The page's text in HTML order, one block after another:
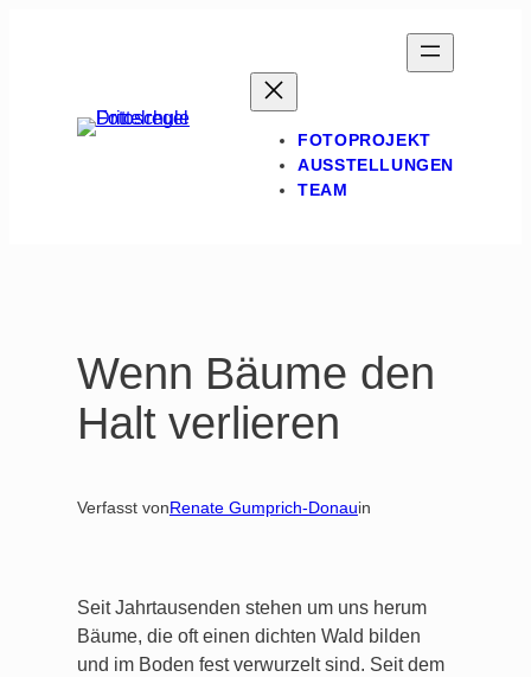
FOTOPROJEKT
AUSSTELLUNGEN
TEAM
Wenn Bäume den
Halt verlieren
Verfasst vonRenate Gumprich-Donauin
Seit Jahrtausenden stehen um uns herum
Bäume, die oft einen dichten Wald bilden
und im Boden fest verwurzelt sind. Seit dem